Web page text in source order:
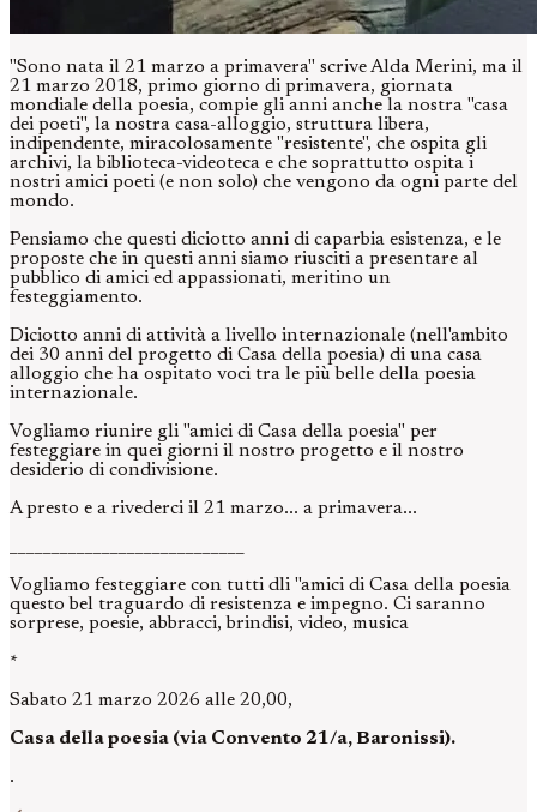
"Sono nata il 21 marzo a primavera" scrive Alda Merini, ma il
21 marzo 2018, primo giorno di primavera, giornata
mondiale della poesia, compie gli anni anche la nostra "casa
dei poeti", la nostra casa-alloggio, struttura libera,
indipendente, miracolosamente "resistente", che ospita gli
archivi, la biblioteca-videoteca e che soprattutto ospita i
nostri amici poeti (e non solo) che vengono da ogni parte del
mondo.
Pensiamo che questi diciotto anni di caparbia esistenza, e le
proposte che in questi anni siamo riusciti a presentare al
pubblico di amici ed appassionati, meritino un
festeggiamento.
Diciotto anni di attività a livello internazionale (nell'ambito
dei 30 anni del progetto di Casa della poesia) di una casa
alloggio che ha ospitato voci tra le più belle della poesia
internazionale.
Vogliamo riunire gli "amici di Casa della poesia" per
festeggiare in quei giorni il nostro progetto e il nostro
desiderio di condivisione.
A presto e a rivederci il 21 marzo... a primavera...
Vogliamo festeggiare con tutti dli "amici di Casa della poesia
questo bel traguardo di resistenza e impegno. Ci saranno
sorprese, poesie, abbracci, brindisi, video, musica
*
Sabato 21 marzo 2026 alle 20,00,
Casa della poesia (via Convento 21/a, Baronissi).
.